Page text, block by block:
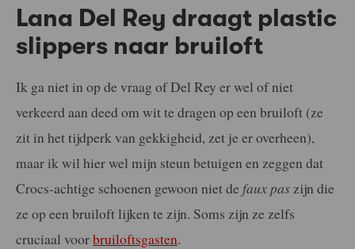
Lana Del Rey draagt plastic
slippers naar bruiloft
Ik ga niet in op de vraag of Del Rey er wel of niet
verkeerd aan deed om wit te dragen op een bruiloft (ze
zit in het tijdperk van gekkigheid, zet je er overheen),
maar ik wil hier wel mijn steun betuigen en zeggen dat
Crocs-achtige schoenen gewoon niet de faux pas zijn die
ze op een bruiloft lijken te zijn. Soms zijn ze zelfs
cruciaal voorbruiloftsgasten.